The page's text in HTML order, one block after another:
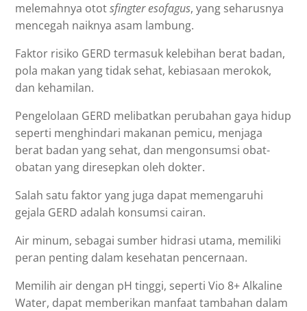
melemahnya ototsfingter esofagus, yang seharusnya
mencegah naiknya asam lambung.
Faktor risiko GERD termasuk kelebihan berat badan,
pola makan yang tidak sehat, kebiasaan merokok,
dan kehamilan.
Pengelolaan GERD melibatkan perubahan gaya hidup
seperti menghindari makanan pemicu, menjaga
berat badan yang sehat, dan mengonsumsi obat-
obatan yang diresepkan oleh dokter.
Salah satu faktor yang juga dapat memengaruhi
gejala GERD adalah konsumsi cairan.
Air minum, sebagai sumber hidrasi utama, memiliki
peran penting dalam kesehatan pencernaan.
Memilih air dengan pH tinggi, seperti Vio 8+ Alkaline
Water, dapat memberikan manfaat tambahan dalam